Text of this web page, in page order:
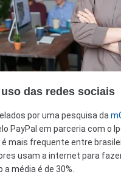
das redes sociais
por uma pesquisa da
PayPal em parceria com o
mais frequente entre
usam a internet para
média é de 30%.